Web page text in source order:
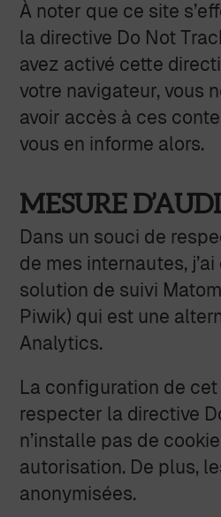
À noter que ce site
la directive Do Not
avez activé cette
votre navigateur, vous
avoir accès à ces
vous en informe alors.
MESURE
Dans un souci de
de mes internautes,
solution de suivi
Piwik) qui est une
Analytics.
La configuration de
respecter la directive
n’installe pas de
autorisation. De plus,
anonymisées.